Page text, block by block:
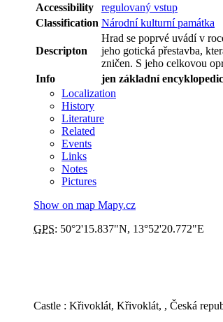
Accessibility
regulovaný vstup
Classification Národní kulturní památka
Descripton
Hrad se poprvé uvádí v
jeho gotická přestavba,
zničen. S jeho celkovou
Info
jen základní
Localization
History
Literature
Related
Events
Links
Notes
Pictures
Show on map Mapy.cz
GPS: 50°2'15.837"N, 13°52'20.772"E
Castle : Křivoklát, Křivoklát, , Česká